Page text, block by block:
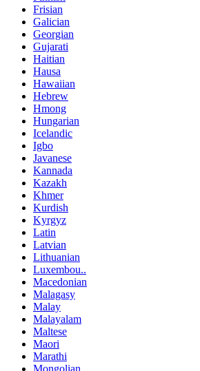
Frisian
Galician
Georgian
Gujarati
Haitian
Hausa
Hawaiian
Hebrew
Hmong
Hungarian
Icelandic
Igbo
Javanese
Kannada
Kazakh
Khmer
Kurdish
Kyrgyz
Latin
Latvian
Lithuanian
Luxembou..
Macedonian
Malagasy
Malay
Malayalam
Maltese
Maori
Marathi